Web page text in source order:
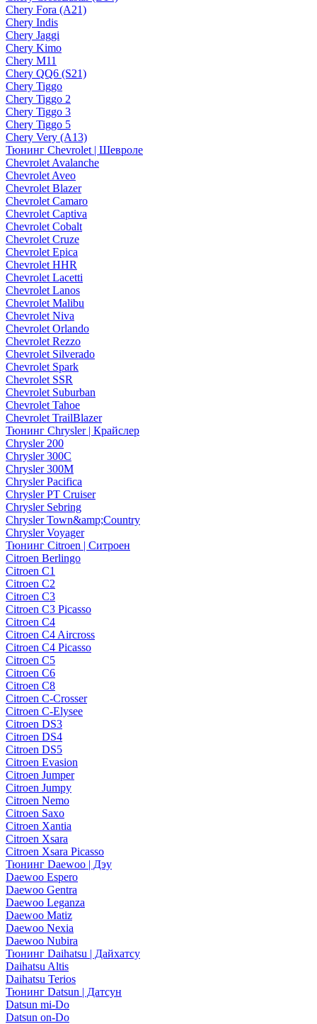
Chery Fora (A21)
Chery Indis
Chery Jaggi
Chery Kimo
Chery M11
Chery QQ6 (S21)
Chery Tiggo
Chery Tiggo 2
Chery Tiggo 3
Chery Tiggo 5
Chery Very (A13)
Тюнинг Chevrolet | Шевроле
Chevrolet Avalanche
Chevrolet Aveo
Chevrolet Blazer
Chevrolet Camaro
Chevrolet Captiva
Chevrolet Cobalt
Chevrolet Cruze
Chevrolet Epica
Chevrolet HHR
Chevrolet Lacetti
Chevrolet Lanos
Chevrolet Malibu
Chevrolet Niva
Chevrolet Orlando
Chevrolet Rezzo
Chevrolet Silverado
Chevrolet Spark
Chevrolet SSR
Chevrolet Suburban
Chevrolet Tahoe
Chevrolet TrailBlazer
Тюнинг Chrysler | Крайслер
Chrysler 200
Chrysler 300C
Chrysler 300M
Chrysler Pacifica
Chrysler PT Cruiser
Chrysler Sebring
Chrysler Town&amp;Country
Chrysler Voyager
Тюнинг Citroen | Ситроен
Citroen Berlingo
Citroen C1
Citroen C2
Citroen C3
Citroen C3 Picasso
Citroen C4
Citroen C4 Aircross
Citroen C4 Picasso
Citroen C5
Citroen C6
Citroen C8
Citroen C-Crosser
Citroen C-Elysee
Citroen DS3
Citroen DS4
Citroen DS5
Citroen Evasion
Citroen Jumper
Citroen Jumpy
Citroen Nemo
Citroen Saxo
Citroen Xantia
Citroen Xsara
Citroen Xsara Picasso
Тюнинг Daewoo | Дэу
Daewoo Espero
Daewoo Gentra
Daewoo Leganza
Daewoo Matiz
Daewoo Nexia
Daewoo Nubira
Тюнинг Daihatsu | Дайхатсу
Daihatsu Altis
Daihatsu Terios
Тюнинг Datsun | Датсун
Datsun mi-Do
Datsun on-Do